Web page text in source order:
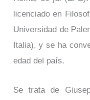
licenciado en
Universidad de
Italia), y se ha
edad del país.
Se trata de